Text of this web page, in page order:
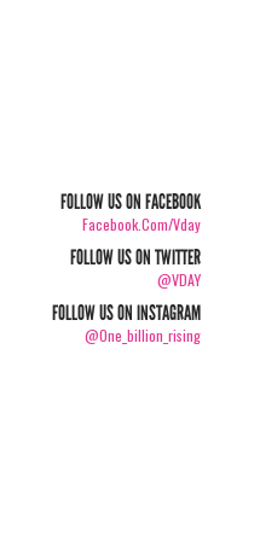
FOLLOW US ON FACEBOOK
Facebook.com/vday
FOLLOW US ON TWITTER
@VDAY
FOLLOW US ON INSTAGRAM
@one_billion_rising